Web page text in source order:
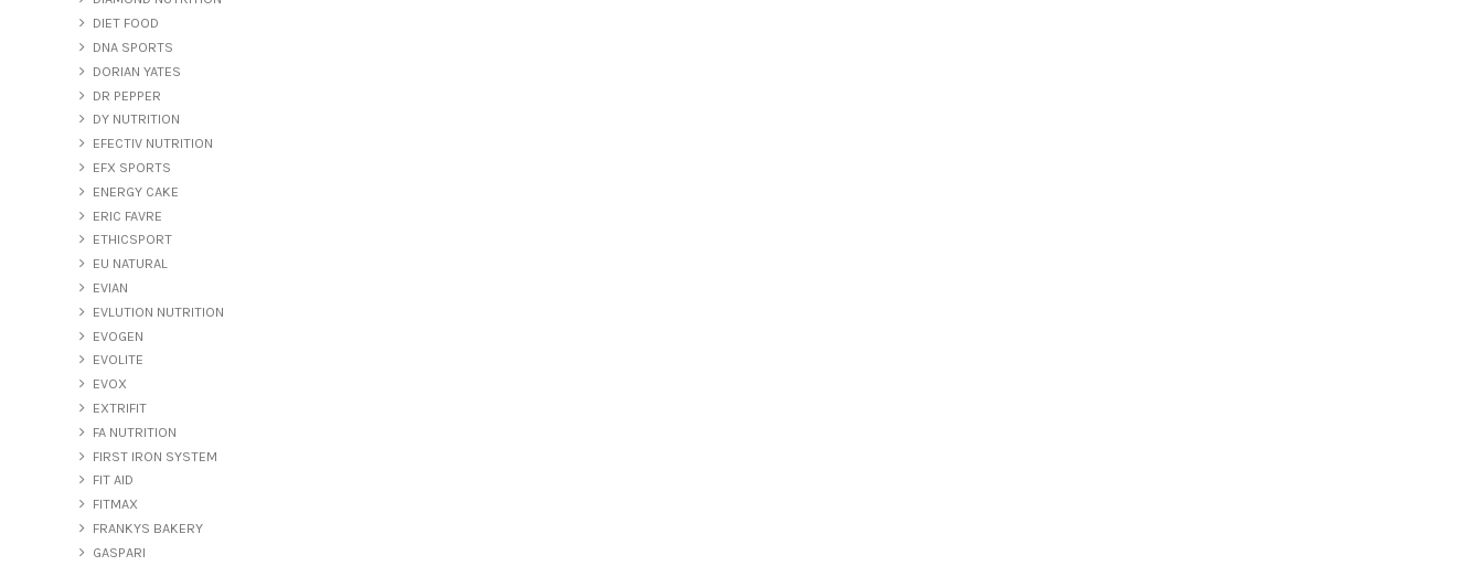
DIET FOOD
DNA SPORTS
DORIAN YATES
DR PEPPER
DY NUTRITION
EFECTIV NUTRITION
EFX SPORTS
ENERGY CAKE
ERIC FAVRE
ETHICSPORT
EU NATURAL
EVIAN
EVLUTION NUTRITION
EVOGEN
EVOLITE
EVOX
EXTRIFIT
FA NUTRITION
FIRST IRON SYSTEM
FIT AID
FITMAX
FRANKYS BAKERY
GASPARI